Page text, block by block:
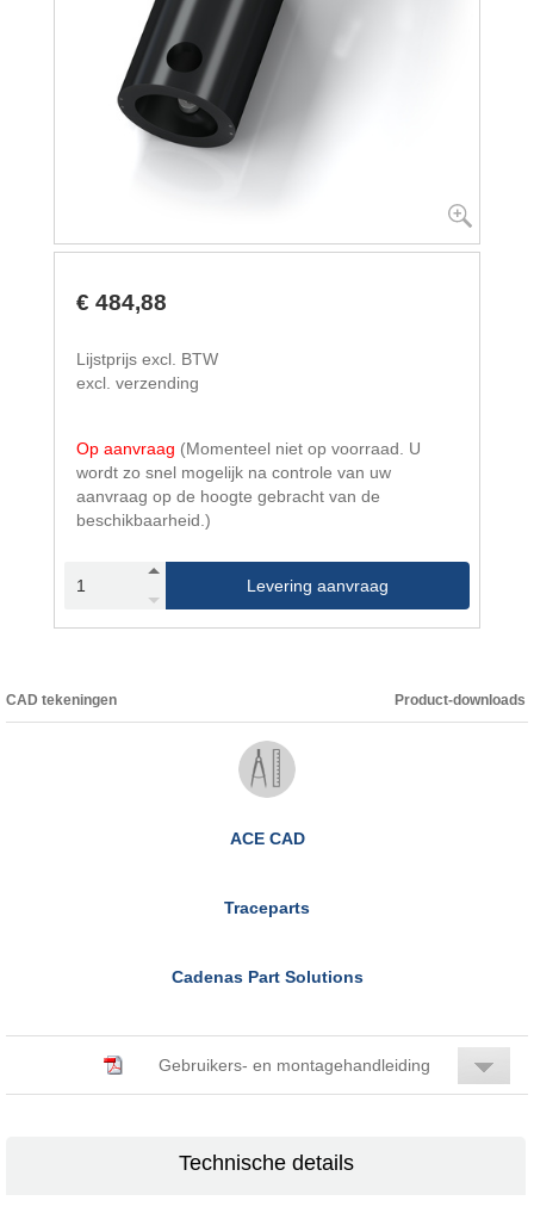
€ 484,88
Lijstprijs excl. BTW
excl. verzending
Op aanvraag (Momenteel niet op voorraad. U
wordt zo snel mogelijk na controle van uw
aanvraag op de hoogte gebracht van de
beschikbaarheid.)
Levering aanvraag
CAD tekeningen Product-downloads
ACE CAD
Traceparts
Cadenas Part Solutions
Gebruikers- en montagehandleiding
Technische details